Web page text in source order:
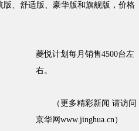
、舒适版、豪华版和旗舰版，价格
菱悦计划每月销售4500台左
右。
（更多精彩新闻 请访问
京华网www.jinghua.cn）